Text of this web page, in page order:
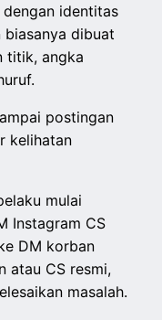
identitas
biasanya dibuat
titik, angka
postingan
kelihatan
mulai
Instagram CS
DM korban
atau CS resmi,
masalah.